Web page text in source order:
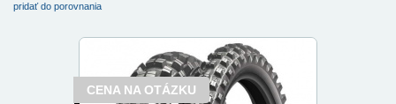
pridať do porovnania
CENA NA OTÁZKU